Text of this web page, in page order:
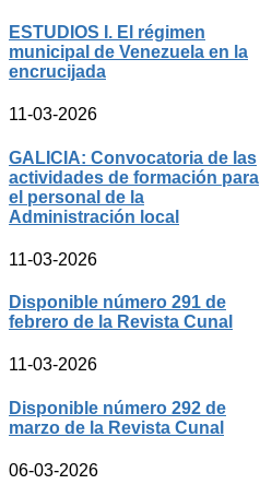
ESTUDIOS I. El régimen
municipal de Venezuela en la
encrucijada
11-03-2026
GALICIA: Convocatoria de las
actividades de formación para
el personal de la
Administración local
11-03-2026
Disponible número 291 de
febrero de la Revista Cunal
11-03-2026
Disponible número 292 de
marzo de la Revista Cunal
06-03-2026